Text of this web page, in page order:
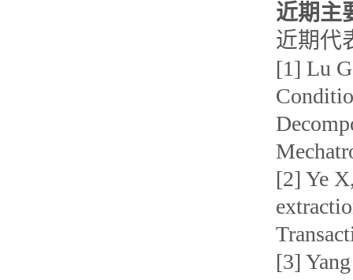
近期主
近期代
[1] Lu
[2] Ye
[3]